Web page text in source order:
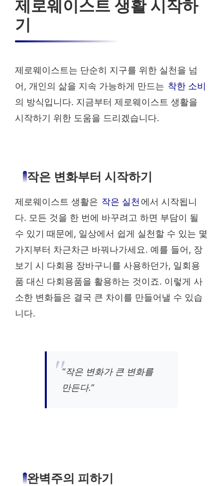
제로웨이스트 생활 시작하
기
제로웨이스트는 단순히 지구를 위한 실천을 넘
어, 개인의 삶을 지속 가능하게 만드는 착한 소비
의 방식입니다. 지금부터 제로웨이스트 생활을
시작하기 위한 도움을 드리겠습니다.
작은 변화부터 시작하기
제로웨이스트 생활은 작은 실천 에서 시작됩니
다. 모든 것을 한 번에 바꾸려고 하면 부담이 될
수 있기 때문에, 일상에서 쉽게 실천할 수 있는 몇
가지부터 차근차근 바꿔나가세요. 예를 들어, 장
보기 시 다회용 장바구니를 사용하던가, 일회용
품 대신 다회용품을 활용하는 것이죠. 이렇게 사
소한 변화들은 결국 큰 차이를 만들어낼 수 있습
니다.
“작은 변화가 큰 변화를
만든다.”
완벽주의 피하기